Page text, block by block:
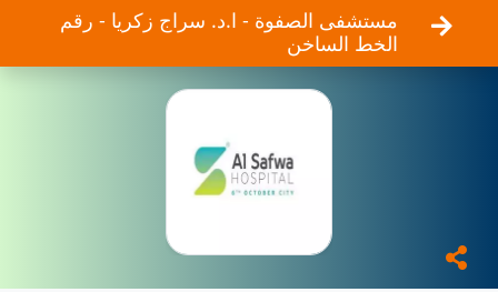
مستشفى الصفوة - ا.د. سراج زكريا - رقم
الخط الساخن